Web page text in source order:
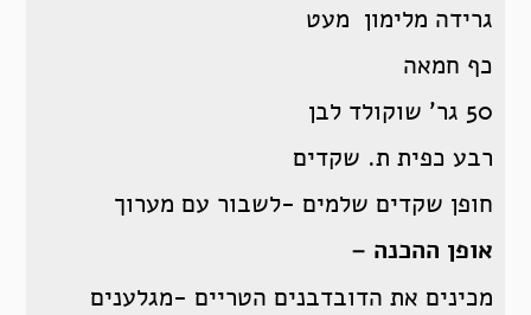
גרידה מלימון מעט
כף חמאה
50 גר’ שוקולד לבן
רבע כפית ת. שקדים
חופן שקדים שלמים -לשבור עם מערוך
אופן ההכנה –
מכינים את הדובדבנים הטריים -מגלענים